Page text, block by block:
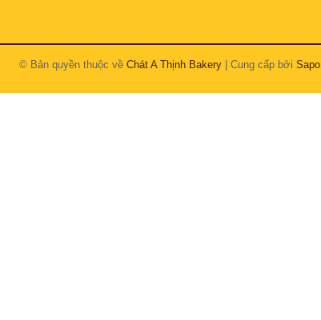
© Bản quyền thuộc về Chát A Thịnh Bakery | Cung cấp bởi Sapo